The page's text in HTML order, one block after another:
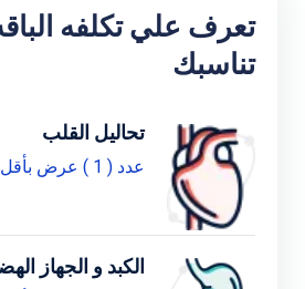
تعرف علي تكلفه
تناسبك
تحاليل القلب
عدد ( 1 ) عرض بأقل تكلفه
الكبد و الجهاز